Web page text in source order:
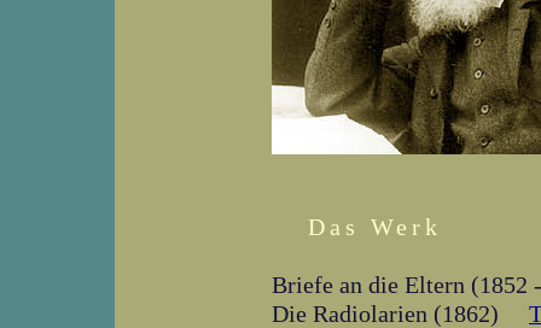
Das Werk
Briefe an die Eltern
Die Radiolarien (1862)